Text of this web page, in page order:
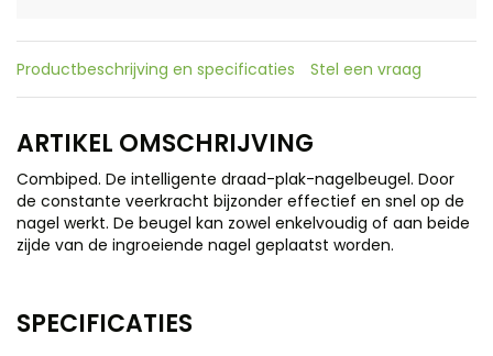
Productbeschrijving en specificaties Stel een vraag
ARTIKEL OMSCHRIJVING
Combiped. De intelligente draad-plak-nagelbeugel. Door
de constante veerkracht bijzonder effectief en snel op de
nagel werkt. De beugel kan zowel enkelvoudig of aan beide
zijde van de ingroeiende nagel geplaatst worden.
SPECIFICATIES